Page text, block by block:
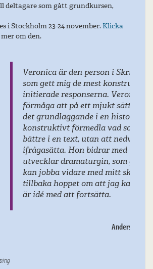
deltagare som gått grundkursen,
i Stockholm 23-24 november.Klicka
om den.
den person i Skrivarsverige
de mest konstruktiva och
Veronica har en
på ett mjukt sätt poängtera
i en historia, att
förmedla vad som kan göras
text, utan att nedvärdera eller
Hon bidrar med idéer som
som gör att jag
vidare med mitt skrivande, få
om att jag kan och att det
att fortsätta.
, revisor, Hyssna